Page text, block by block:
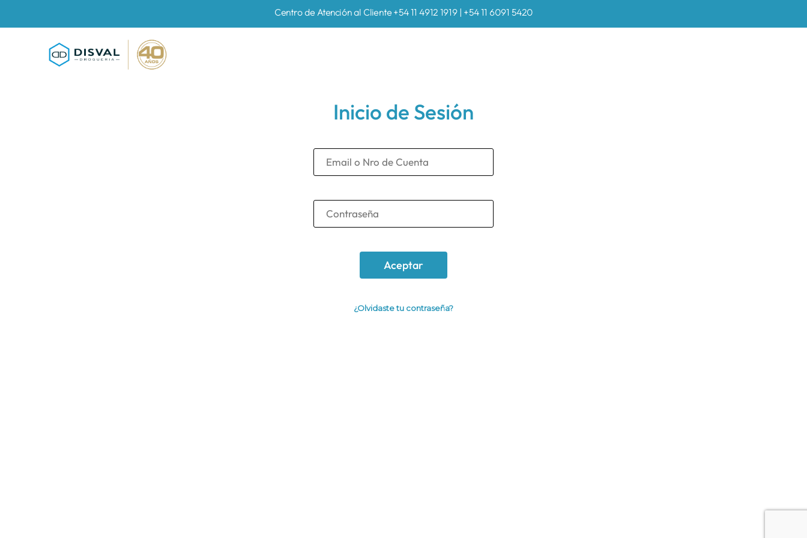
Centro de Atención al Cliente +54 11 4912 1919 | +54 11 6091 5420
Inicio de Sesión
¿Olvidaste tu contraseña?